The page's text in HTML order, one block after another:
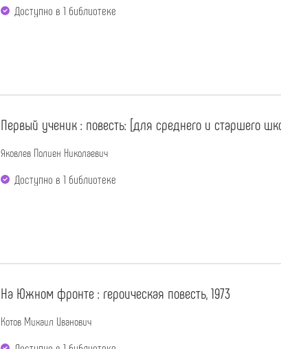
Доступно в 1 библиотекe
Первый ученик : повесть: [для среднего и старшего
Яковлев Полиен Николаевич
Доступно в 1 библиотекe
На Южном фронте : героическая повесть, 1973
Котов Михаил Иванович